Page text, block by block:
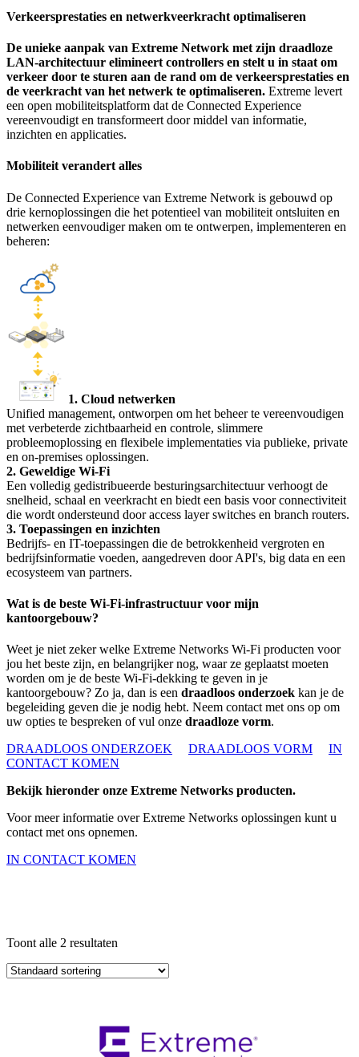
Verkeersprestaties en netwerkveerkracht optimaliseren
De unieke aanpak van Extreme Network met zijn draadloze
LAN-architectuur elimineert controllers en stelt u in staat om
verkeer door te sturen aan de rand om de verkeersprestaties en
de veerkracht van het netwerk te optimaliseren. Extreme levert
een open mobiliteitsplatform dat de Connected Experience
vereenvoudigt en transformeert door middel van informatie,
inzichten en applicaties.
Mobiliteit verandert alles
De Connected Experience van Extreme Network is gebouwd op
drie kernoplossingen die het potentieel van mobiliteit ontsluiten en
netwerken eenvoudiger maken om te ontwerpen, implementeren en
beheren:
1. Cloud netwerken
Unified management, ontworpen om het beheer te vereenvoudigen
met verbeterde zichtbaarheid en controle, slimmere
probleemoplossing en flexibele implementaties via publieke, private
en on-premises oplossingen.
2. Geweldige Wi-Fi
Een volledig gedistribueerde besturingsarchitectuur verhoogt de
snelheid, schaal en veerkracht en biedt een basis voor connectiviteit
die wordt ondersteund door access layer switches en branch routers.
3. Toepassingen en inzichten
Bedrijfs- en IT-toepassingen die de betrokkenheid vergroten en
bedrijfsinformatie voeden, aangedreven door API's, big data en een
ecosysteem van partners.
Wat is de beste Wi-Fi-infrastructuur voor mijn
kantoorgebouw?
Weet je niet zeker welke Extreme Networks Wi-Fi producten voor
jou het beste zijn, en belangrijker nog, waar ze geplaatst moeten
worden om je de beste Wi-Fi-dekking te geven in je
kantoorgebouw? Zo ja, dan is een draadloos onderzoek kan je de
begeleiding geven die je nodig hebt. Neem contact met ons op om
uw opties te bespreken of vul onze draadloze vorm.
DRAADLOOS ONDERZOEK
DRAADLOOS VORM
IN
CONTACT KOMEN
Bekijk hieronder onze Extreme Networks producten.
Voor meer informatie over Extreme Networks oplossingen kunt u
contact met ons opnemen.
IN CONTACT KOMEN
Toont alle 2 resultaten